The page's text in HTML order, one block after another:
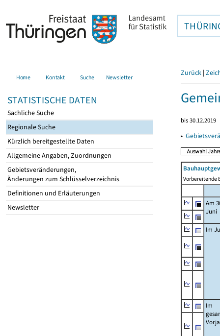
Home Kontakt Suche Newsletter
STATISTISCHE DATEN
Sachliche Suche
Regionale Suche
Kürzlich bereitgestellte Daten
Allgemeine Angaben, Zuordnungen
Gebietsveränderungen,
Änderungen zum Schlüsselverzeichnis
Definitionen und Erläuterungen
Newsletter
Zurück |
bis 30.12.2019
▸
Vorbereitende
Am
Juni
Im
Im